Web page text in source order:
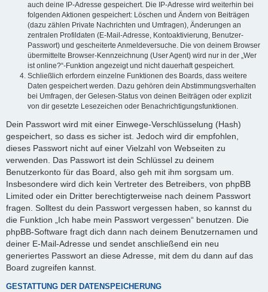
auch deine IP-Adresse gespeichert. Die IP-Adresse wird weiterhin bei
folgenden Aktionen gespeichert: Löschen und Ändern von Beiträgen
(dazu zählen Private Nachrichten und Umfragen), Änderungen an
zentralen Profildaten (E-Mail-Adresse, Kontoaktivierung, Benutzer-
Passwort) und gescheiterte Anmeldeversuche. Die von deinem Browser
übermittelte Browser-Kennzeichnung (User Agent) wird nur in der „Wer
ist online?“-Funktion angezeigt und nicht dauerhaft gespeichert.
Schließlich erfordern einzelne Funktionen des Boards, dass weitere
Daten gespeichert werden. Dazu gehören dein Abstimmungsverhalten
bei Umfragen, der Gelesen-Status von deinen Beiträgen oder explizit
von dir gesetzte Lesezeichen oder Benachrichtigungsfunktionen.
Dein Passwort wird mit einer Einwege-Verschlüsselung (Hash)
gespeichert, so dass es sicher ist. Jedoch wird dir empfohlen,
dieses Passwort nicht auf einer Vielzahl von Webseiten zu
verwenden. Das Passwort ist dein Schlüssel zu deinem
Benutzerkonto für das Board, also geh mit ihm sorgsam um.
Insbesondere wird dich kein Vertreter des Betreibers, von phpBB
Limited oder ein Dritter berechtigterweise nach deinem Passwort
fragen. Solltest du dein Passwort vergessen haben, so kannst du
die Funktion „Ich habe mein Passwort vergessen“ benutzen. Die
phpBB-Software fragt dich dann nach deinem Benutzernamen und
deiner E-Mail-Adresse und sendet anschließend ein neu
generiertes Passwort an diese Adresse, mit dem du dann auf das
Board zugreifen kannst.
GESTATTUNG DER DATENSPEICHERUNG